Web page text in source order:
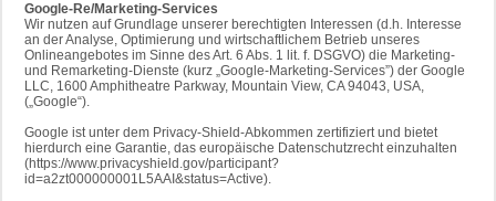
Google-Re/Marketing-Services
Wir nutzen auf Grundlage unserer berechtigten Interessen (d.h. Interesse
an der Analyse, Optimierung und wirtschaftlichem Betrieb unseres
Onlineangebotes im Sinne des Art. 6 Abs. 1 lit. f. DSGVO) die Marketing-
und Remarketing-Dienste (kurz „Google-Marketing-Services”) der Google
LLC, 1600 Amphitheatre Parkway, Mountain View, CA 94043, USA,
(„Google“).
Google ist unter dem Privacy-Shield-Abkommen zertifiziert und bietet
hierdurch eine Garantie, das europäische Datenschutzrecht einzuhalten
(https://www.privacyshield.gov/participant?
id=a2zt000000001L5AAI&status=Active).